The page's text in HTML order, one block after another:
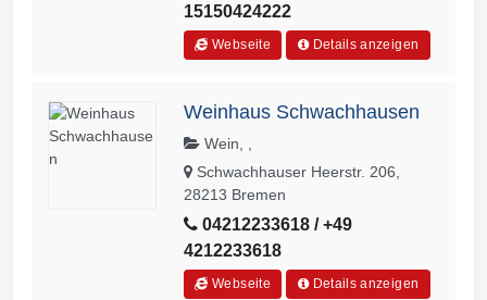
15150424222
Webseite Details anzeigen
Weinhaus Schwachhausen
Wein, ,
Schwachhauser Heerstr. 206,
28213 Bremen
04212233618 / +49
4212233618
Webseite Details anzeigen